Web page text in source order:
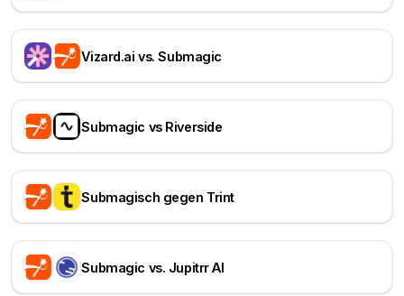
Vizard.ai vs. Submagic
Submagic vs Riverside
Submagisch gegen Trint
Submagic vs. Jupitrr AI